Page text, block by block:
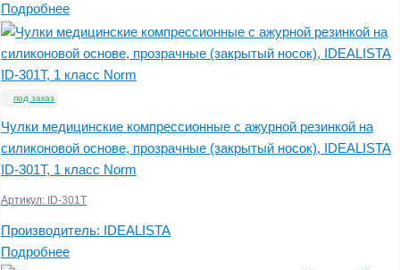
Подробнее
под заказ
Чулки медицинские компрессионные с ажурной резинкой на
силиконовой основе, прозрачные (закрытый носок), IDEALISTA
ID-301T, 1 класс Norm
Артикул: ID-301T
Производитель: IDEALISTA
Подробнее